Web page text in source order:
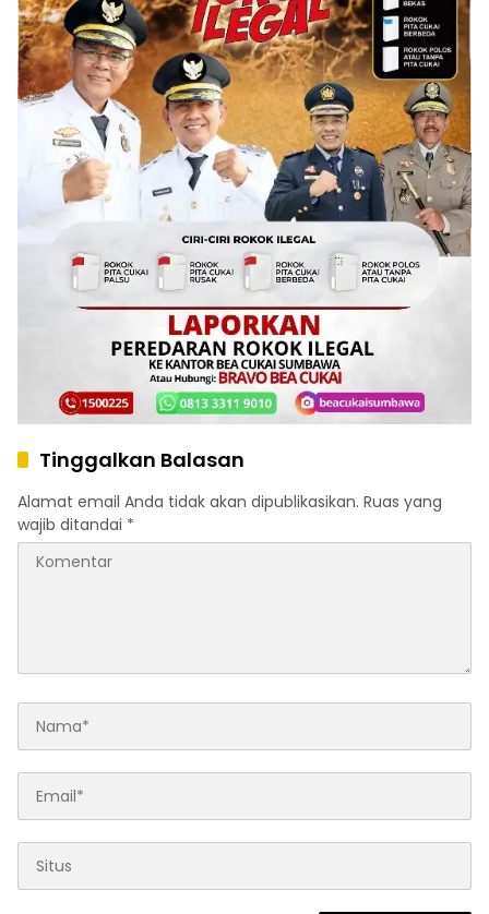
Tinggalkan Balasan
Alamat email Anda tidak akan dipublikasikan. Ruas yang
wajib ditandai *